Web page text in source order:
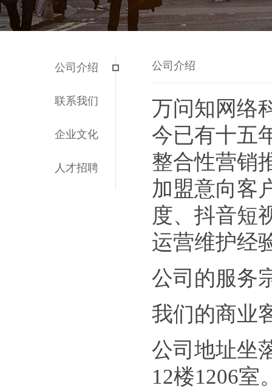
公司介绍
联系我们
企业文化
人才招聘
公司介绍
万问知网络
今已有十五
整合性营销
加盟意向客
度、抖音短
运营维护经
公司的服务
我们的商业
公司地址坐
12楼1206室